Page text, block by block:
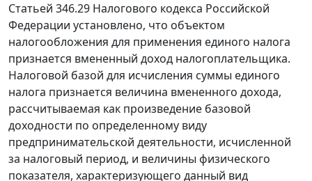
Статьей 346.29 Налогового кодекса Российской
Федерации установлено, что объектом
налогообложения для применения единого налога
признается вмененный доход налогоплательщика.
Налоговой базой для исчисления суммы единого
налога признается величина вмененного дохода,
рассчитываемая как произведение базовой
доходности по определенному виду
предпринимательской деятельности, исчисленной
за налоговый период, и величины физического
показателя, характеризующего данный вид